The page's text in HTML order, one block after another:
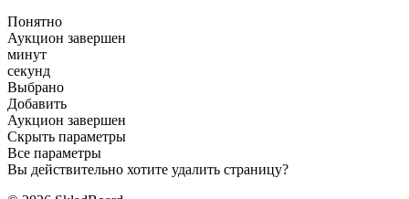
Понятно
Аукцион завершен
минут
секунд
Выбрано
Добавить
Аукцион завершен
Скрыть параметры
Все параметры
Вы действительно хотите удалить страницу?